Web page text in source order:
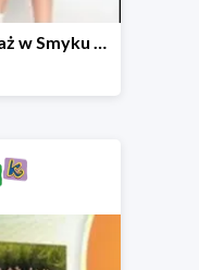
Wiosenna wyprzedaż w Smyku do -50%